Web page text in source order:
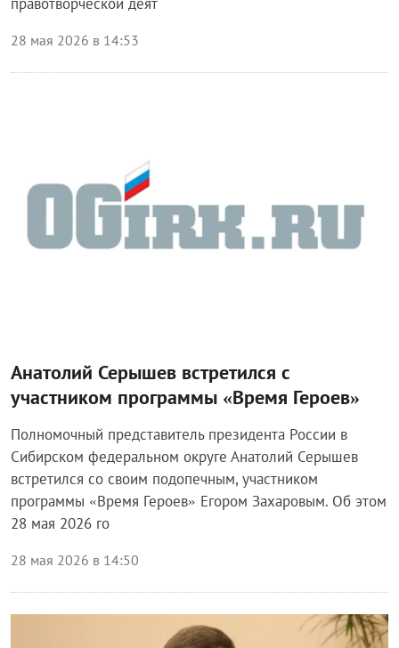
28 мая 2026 в 14:53
Анатолий Серышев встретился с
участником программы «Время Героев»
Полномочный представитель президента России в
Сибирском федеральном округе Анатолий Серышев
встретился со своим подопечным, участником
программы «Время Героев» Егором Захаровым. Об этом
28 мая 2026 го
28 мая 2026 в 14:50